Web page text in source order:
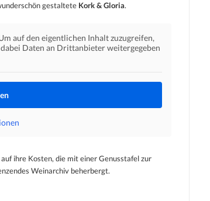
gestaltete Kork & Gloria.
auf den eigentlichen Inhalt zuzugreifen,
Daten an Drittanbieter weitergegeben
auf ihre Kosten, die mit einer Genusstafel zur
Weinarchiv beherbergt.